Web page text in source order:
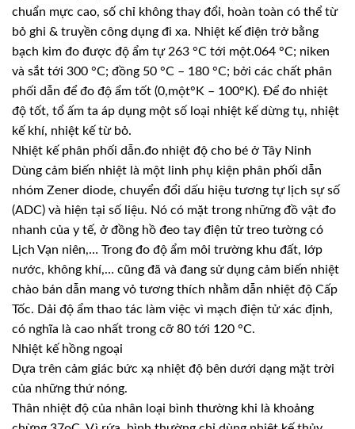
chuẩn mực cao, số chỉ không thay đổi, hoàn toàn có thể từ
bỏ ghi & truyền công dụng đi xa. Nhiệt kế điện trở bằng
bạch kim đo được độ ẩm tự 263 °C tới một.064 °C; niken
và sắt tới 300 °C; đồng 50 °C – 180 °C; bởi các chất phân
phối dẫn để đo độ ẩm tốt (0,một°K – 100°K). Để đo nhiệt
độ tốt, tổ ấm ta áp dụng một số loại nhiệt kế dừng tụ, nhiệt
kế khí, nhiệt kế từ bỏ.
Nhiệt kế phân phối dẫn.đo nhiệt độ cho bé ở Tây Ninh
Dùng cảm biến nhiệt là một linh phụ kiện phân phối dẫn
nhóm Zener diode, chuyển đổi dấu hiệu tương tự lịch sự số
(ADC) và hiện tại số liệu. Nó có mặt trong những đồ vật đo
nhanh của y tế, ở đồng hồ đeo tay điện tử treo tường có
Lịch Vạn niên,… Trong đo độ ẩm môi trường khu đất, lớp
nước, không khí,… cũng đã và đang sử dụng cảm biến nhiệt
chào bán dẫn mang vỏ tương thích nhằm dẫn nhiệt độ Cấp
Tốc. Dải độ ẩm thao tác làm việc vì mạch điện tử xác định,
có nghĩa là cao nhất trong cỡ 80 tới 120 °C.
Nhiệt kế hồng ngoại
Dựa trên cảm giác bức xạ nhiệt độ bên dưới dạng mặt trời
của những thứ nóng.
Thân nhiệt độ của nhân loại bình thường khi là khoảng